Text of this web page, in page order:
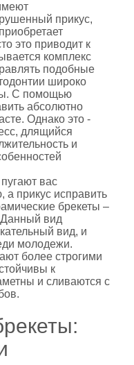
прикус,
это приводит к
комплекс
подобные
широко
С помощью
абсолютно
Однако это -
длящийся
и
вас
а прикус исправить
брекеты –
вид
вид, и
молодежи.
более строгими
к
и сливаются с